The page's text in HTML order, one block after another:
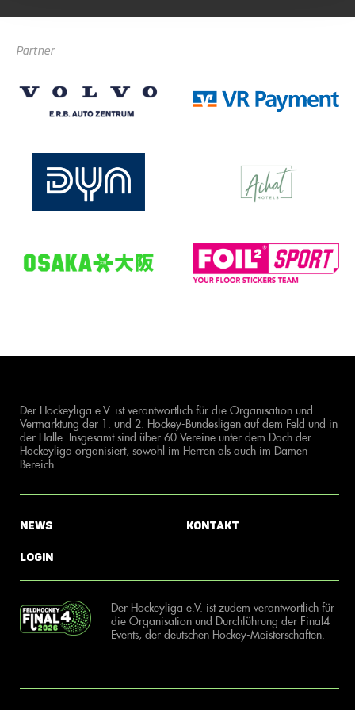
Partner
Der Hockeyliga e.V. ist verantwortlich für die Organisation und
Vermarktung der 1. und 2. Hockey-Bundesligen auf dem Feld und in
der Halle. Insgesamt sind über 60 Vereine unter dem Dach der
Hockeyliga organisiert, sowohl im Herren als auch im Damen
Bereich.
News
Login
Kontakt
Der Hockeyliga e.V. ist zudem verantwortlich für
die Organisation und Durchführung der Final4
Events, der deutschen Hockey-Meisterschaften.